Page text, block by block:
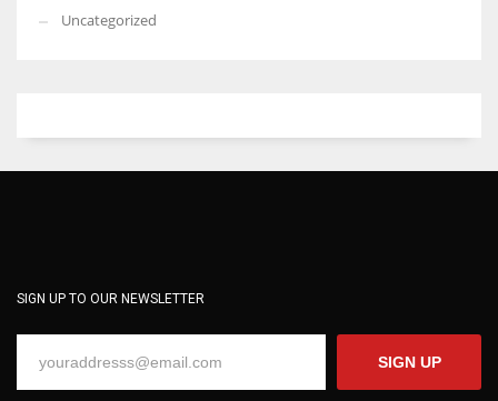
Uncategorized
SIGN UP TO OUR NEWSLETTER
SIGN UP